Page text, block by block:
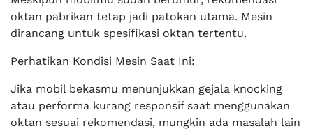
oktan pabrikan tetap jadi patokan utama. Mesin
dirancang untuk spesifikasi oktan tertentu.
Perhatikan Kondisi Mesin Saat Ini:
Jika mobil bekasmu menunjukkan gejala knocking
atau performa kurang responsif saat menggunakan
oktan sesuai rekomendasi, mungkin ada masalah lain